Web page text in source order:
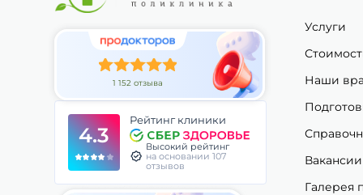
1 152 отзыва
4.3
Рейтинг клиники
Высокий рейтинг
на основании 107
отзывов
Услуги
Наши
Вакансии
Галерея